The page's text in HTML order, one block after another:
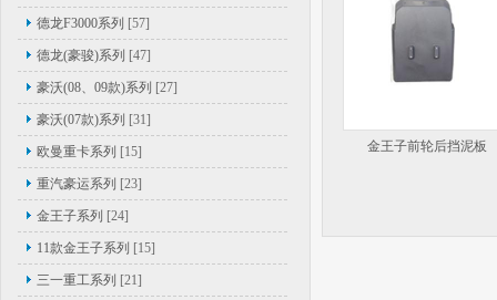
德龙F3000系列 [57]
德龙(豪骏)系列 [47]
豪沃(08、09款)系列 [27]
豪沃(07款)系列 [31]
欧曼重卡系列 [15]
重汽豪运系列 [23]
金王子系列 [24]
11款金王子系列 [15]
三一重工系列 [21]
金王子前轮后挡泥板